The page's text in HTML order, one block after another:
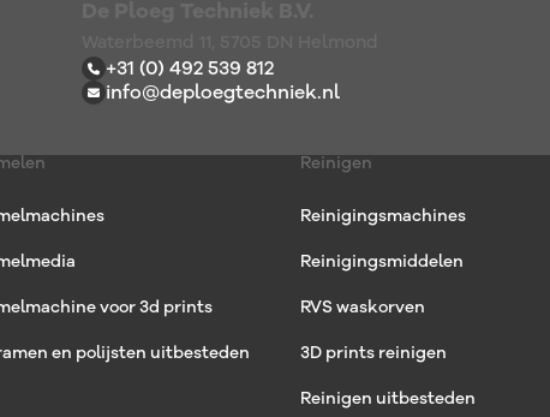
+31 (0) 492 539 812
info@deploegtechniek.nl
voor 3d prints
en polijsten uitbesteden
Reinigen
Reinigingsmachines
Reinigingsmiddelen
RVS waskorven
3D prints reinigen
Reinigen uitbesteden